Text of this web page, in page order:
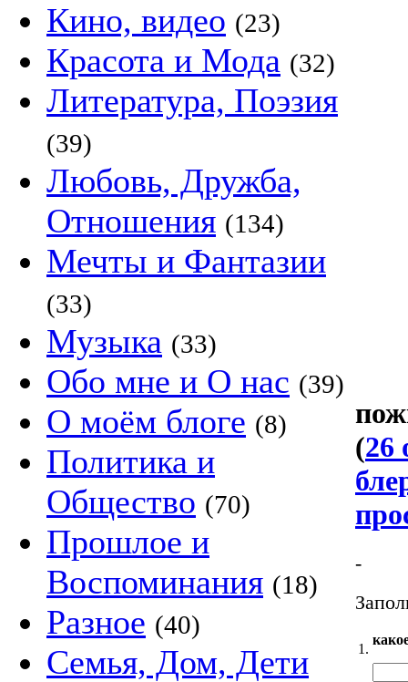
Кино, видео (23)
Красота и Мода (32)
Литература, Поэзия
(39)
Любовь, Дружба,
Отношения (134)
Мечты и Фантазии
(33)
Музыка (33)
Обо мне и О нас (39)
О моём блоге (8)
Политика и
Общество (70)
Прошлое и
Воспоминания (18)
Разное (40)
Семья, Дом, Дети
(26
-
1.